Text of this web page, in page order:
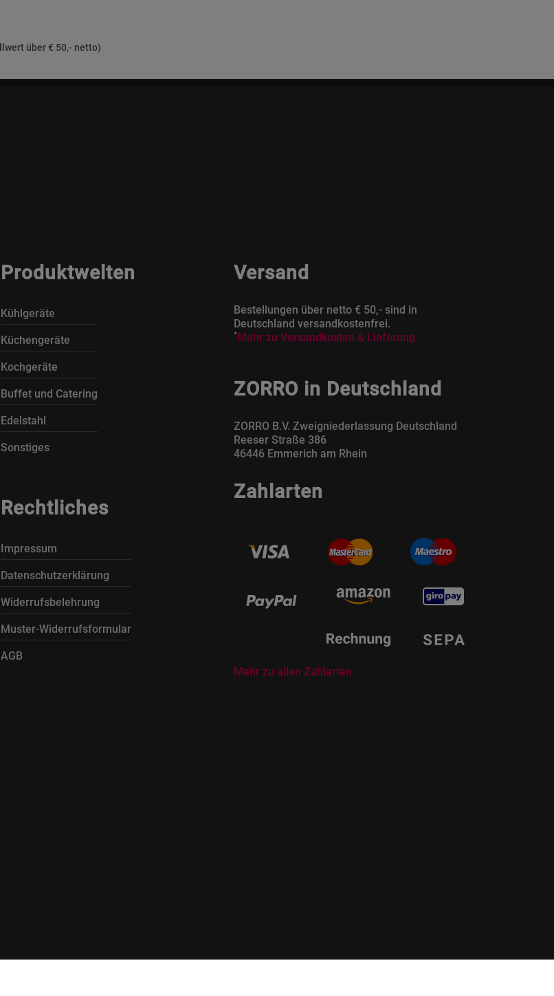
über € 50,- netto)
Produktwelten
Kühlgeräte
Küchengeräte
Kochgeräte
Buffet und Catering
Edelstahl
Sonstiges
Rechtliches
Impressum
Datenschutzerklärung
Widerrufsbelehrung
Muster-Widerrufsformular
AGB
Versand
Bestellungen über netto € 50,- sind in
Deutschland versandkostenfrei.
*Mehr zu Versandkosten & Lieferung
ZORRO in Deutschland
ZORRO B.V. Zweigniederlassung Deutschland
Reeser Straße 386
46446 Emmerich am Rhein
Zahlarten
Mehr zu allen Zahlarten